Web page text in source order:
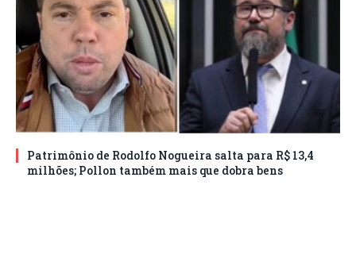
Patrimônio de Rodolfo Nogueira salta para R$ 13,4
milhões; Pollon também mais que dobra bens